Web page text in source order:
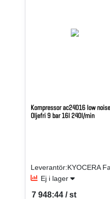
Kompressor ac24016 low noise
Oljefri 9 bar 16l 240l/min
Ej i lager
7 948:44 / st